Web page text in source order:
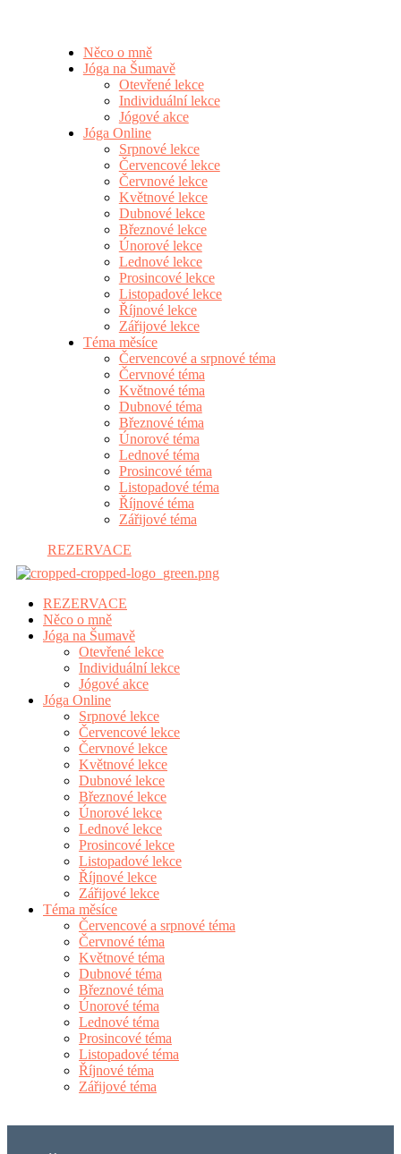
Něco o mně
Jóga na Šumavě
Otevřené lekce
Individuální lekce
Jógové akce
Jóga Online
Srpnové lekce
Červencové lekce
Červnové lekce
Květnové lekce
Dubnové lekce
Březnové lekce
Únorové lekce
Lednové lekce
Prosincové lekce
Listopadové lekce
Říjnové lekce
Zářijové lekce
Téma měsíce
Červencové a srpnové téma
Červnové téma
Květnové téma
Dubnové téma
Březnové téma
Únorové téma
Lednové téma
Prosincové téma
Listopadové téma
Říjnové téma
Zářijové téma
REZERVACE
REZERVACE
Něco o mně
Jóga na Šumavě
Otevřené lekce
Individuální lekce
Jógové akce
Jóga Online
Srpnové lekce
Červencové lekce
Červnové lekce
Květnové lekce
Dubnové lekce
Březnové lekce
Únorové lekce
Lednové lekce
Prosincové lekce
Listopadové lekce
Říjnové lekce
Zářijové lekce
Téma měsíce
Červencové a srpnové téma
Červnové téma
Květnové téma
Dubnové téma
Březnové téma
Únorové téma
Lednové téma
Prosincové téma
Listopadové téma
Říjnové téma
Zářijové téma